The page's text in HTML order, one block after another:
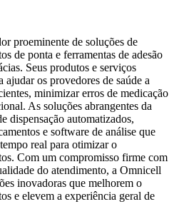
proeminente de soluções de
de ponta e ferramentas de adesão
Seus produtos e serviços
ajudar os provedores de saúde a
minimizar erros de medicação
As soluções abrangentes da
dispensação automatizados,
e software de análise que
real para otimizar o
Com um compromisso firme com
do atendimento, a Omnicell
inovadoras que melhorem o
e elevem a experiência geral de